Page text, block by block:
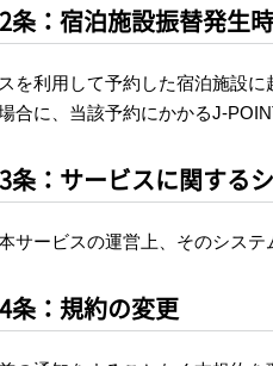
条：宿泊施設振替発生
を利用して予約した宿泊施設
合に、当該予約にかかるJ-
条：サービスに関する
サービスの運営上、そのシス
条：規約の変更